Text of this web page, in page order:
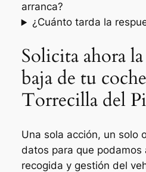
arranca?
¿Cuánto tarda la
Solicita ahora
baja de tu
Torrecilla del
Una sola acción, un solo
datos para que podamos
recogida y gestión del